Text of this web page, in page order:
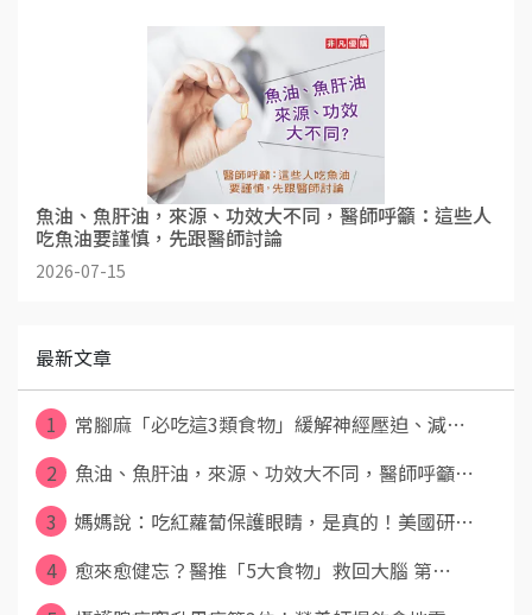
魚油、魚肝油，來源、功效大不同，醫師呼籲：這些人
吃魚油要謹慎，先跟醫師討論
2026-07-15
最新文章
1
常腳麻「必吃這3類食物」緩解神經壓迫、減⋯
2
魚油、魚肝油，來源、功效大不同，醫師呼籲⋯
3
媽媽說：吃紅蘿蔔保護眼睛，是真的！美國研⋯
4
愈來愈健忘？醫推「5大食物」救回大腦 第⋯